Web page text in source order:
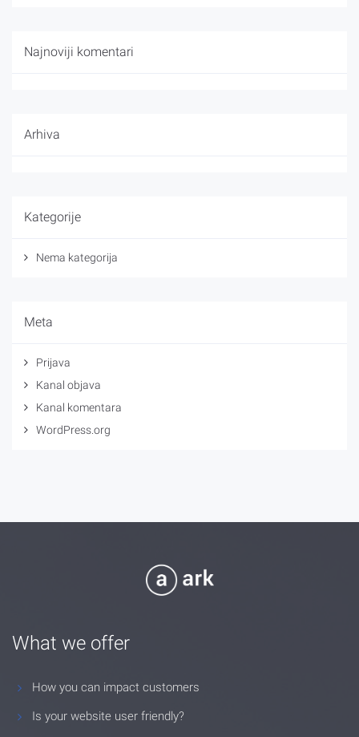
Najnoviji komentari
Arhiva
Kategorije
Nema kategorija
Meta
Prijava
Kanal objava
Kanal komentara
WordPress.org
What we offer
How you can impact customers
Is your website user friendly?